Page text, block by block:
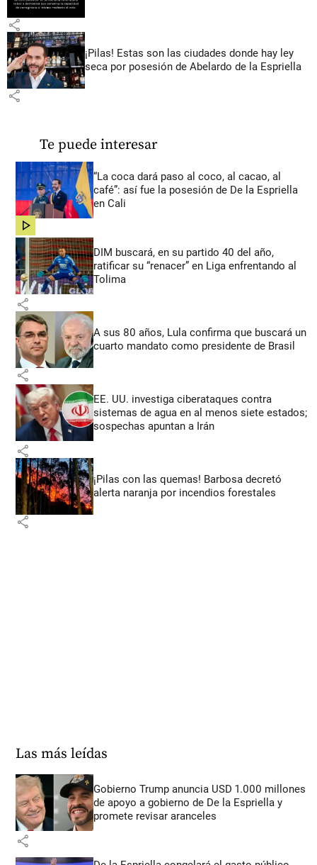
share
¡Pilas! Estas son las ciudades donde hay ley
seca por posesión de Abelardo de la Espriella
share
Te puede interesar
“La coca dará paso al coco, al cacao, al
café”: así fue la posesión de De la Espriella
en Cali
share
DIM buscará, en su partido 40 del año,
ratificar su “renacer” en Liga enfrentando al
Tolima
share
A sus 80 años, Lula confirma que buscará un
cuarto mandato como presidente de Brasil
share
EE. UU. investiga ciberataques contra
sistemas de agua en al menos siete estados;
sospechas apuntan a Irán
share
¡Pilas con las quemas! Barbosa decretó
alerta naranja por incendios forestales
share
Las más leídas
Gobierno Trump anuncia USD 1.000 millones
de apoyo a gobierno de De la Espriella y
promete revisar aranceles
share